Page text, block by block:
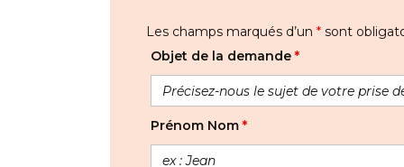
Les champs marqués d’un * sont
Objet de la demande *
Prénom Nom *